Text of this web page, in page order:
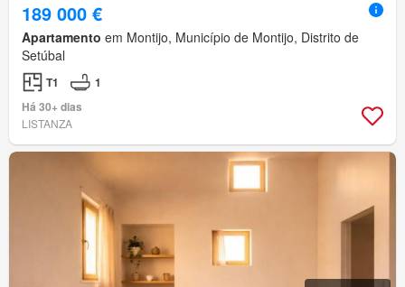
189 000 €
Apartamento em Montijo, Município de Montijo, Distrito de
Setúbal
T1
1
Há 30+ dias
LISTANZA